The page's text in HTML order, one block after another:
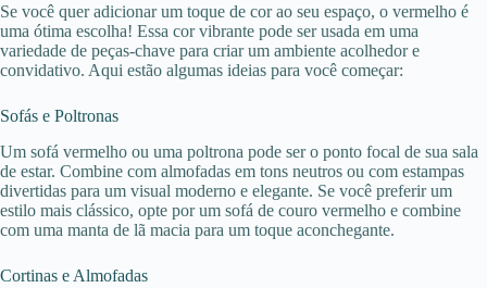
Se você quer adicionar um toque de cor ao seu espaço, o vermelho é
uma ótima escolha! Essa cor vibrante pode ser usada em uma
variedade de peças-chave para criar um ambiente acolhedor e
convidativo. Aqui estão algumas ideias para você começar:
Sofás e Poltronas
Um sofá vermelho ou uma poltrona pode ser o ponto focal de sua sala
de estar. Combine com almofadas em tons neutros ou com estampas
divertidas para um visual moderno e elegante. Se você preferir um
estilo mais clássico, opte por um sofá de couro vermelho e combine
com uma manta de lã macia para um toque aconchegante.
Cortinas e Almofadas